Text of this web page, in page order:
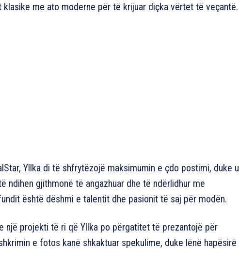
me ato moderne për të krijuar diçka vërtet të veçantë.
Yllka di të shfrytëzojë maksimumin e çdo postimi, duke u
ndihen gjithmonë të angazhuar dhe të ndërlidhur me
është dëshmi e talentit dhe pasionit të saj për modën.
një projekti të ri që Yllka po përgatitet të prezantojë për
e fotos kanë shkaktuar spekulime, duke lënë hapësirë